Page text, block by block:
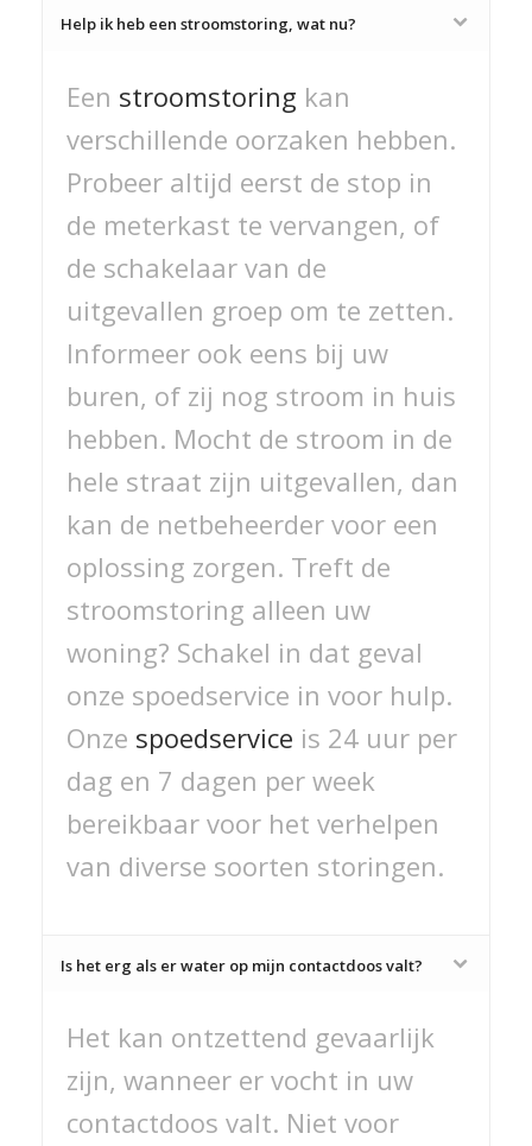
Help ik heb een stroomstoring, wat nu?
Een stroomstoring kan
verschillende oorzaken hebben.
Probeer altijd eerst de stop in
de meterkast te vervangen, of
de schakelaar van de
uitgevallen groep om te zetten.
Informeer ook eens bij uw
buren, of zij nog stroom in huis
hebben. Mocht de stroom in de
hele straat zijn uitgevallen, dan
kan de netbeheerder voor een
oplossing zorgen. Treft de
stroomstoring alleen uw
woning? Schakel in dat geval
onze spoedservice in voor hulp.
Onze spoedservice is 24 uur per
dag en 7 dagen per week
bereikbaar voor het verhelpen
van diverse soorten storingen.
Is het erg als er water op mijn contactdoos valt?
Het kan ontzettend gevaarlijk
zijn, wanneer er vocht in uw
contactdoos valt. Niet voor